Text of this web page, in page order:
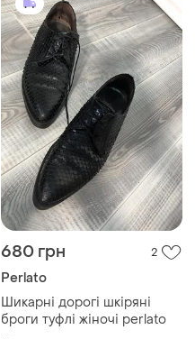
680 грн 2
Perlato
Шикарні дорогі шкіряні
броги туфлі жіночі perlato